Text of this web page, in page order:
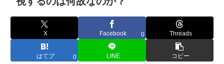
X Facebook 0 Threads
はてブ 0 LINE コピー